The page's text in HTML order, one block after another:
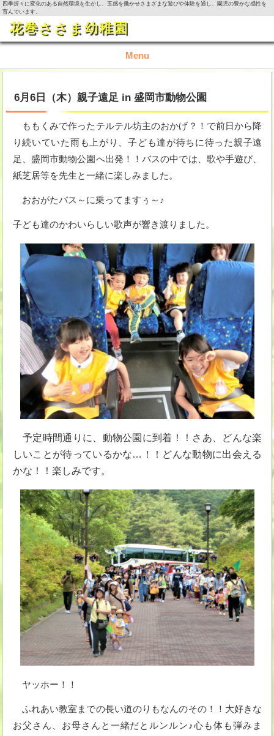
四季折々に変化のある自然環境を生かし、五感を働かせさまざまな遊びや体験を通し、園児の豊かな感性を
育んでいます。
花巻ささま幼稚園
Menu
園の概要
園の生活
入園資料・お問い合わせ
今月の活動
6月6日（木）親子遠足 in 盛岡市動物公園
ももくみで作ったテルテル坊主のおかげ？！で前日から降
り続いていた雨も上がり、子ども達が待ちに待った親子遠
足、盛岡市動物公園へ出発！！バスの中では、歌や手遊び、
紙芝居等を先生と一緒に楽しみました。
おおがたバス～に乗ってますぅ～♪
子ども達のかわいらしい歌声が響き渡りました。
予定時間通りに、動物公園に到着！！さあ、どんな楽
しいことが待っているかな…！！どんな動物に出会える
かな！！楽しみです。
ヤッホー！！
ふれあい教室までの長い道のりもなんのその！！大好きな
お父さん、お母さんと一緒だとルンルン♪心も体も弾みま